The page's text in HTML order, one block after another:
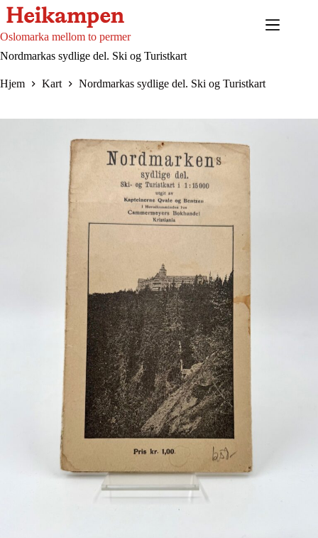
Hopp
til
innholdet
Oslomarka mellom to permer
Nordmarkas sydlige del. Ski og Turistkart
Hjem Kart Nordmarkas sydlige del. Ski og Turistkart